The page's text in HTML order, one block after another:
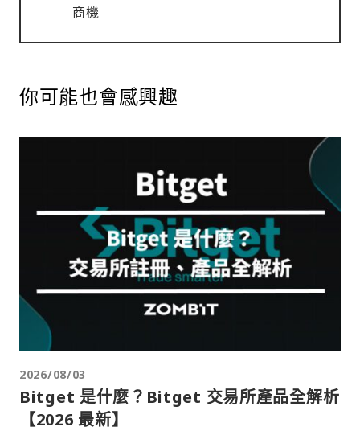
商機
你可能也會感興趣
2026/08/03
Bitget 是什麼？Bitget 交易所產品全解析
【2026 最新】